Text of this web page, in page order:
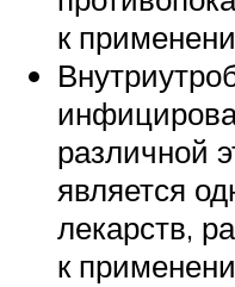
к
различной
является
лекарств,
к